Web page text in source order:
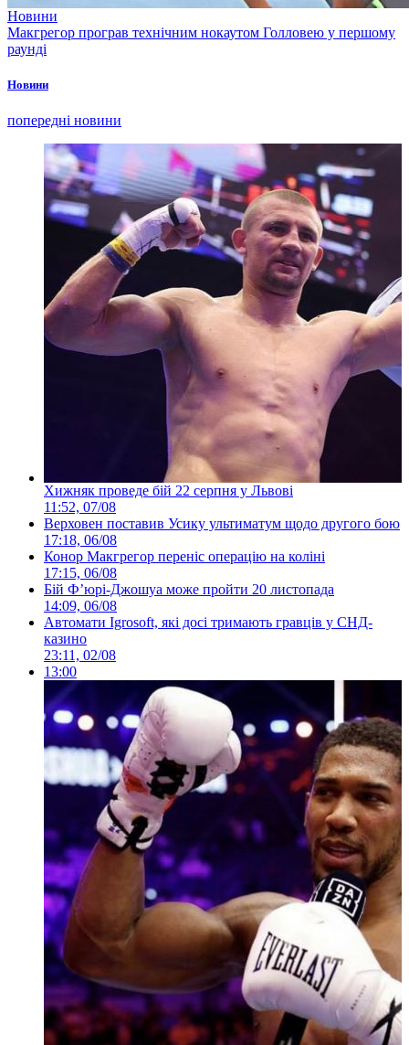
Новини
Макгрегор програв технічним нокаутом Голловею у першому
раунді
Новини
попередні новини
Хижняк проведе бій 22 серпня у Львові
11:52, 07/08
Верховен поставив Усику ультиматум щодо другого бою
17:18, 06/08
Конор Макгрегор переніс операцію на коліні
17:15, 06/08
Бій Ф’юрі-Джошуа може пройти 20 листопада
14:09, 06/08
Автомати Igrosoft, які досі тримають гравців у СНД-
казино
23:11, 02/08
13:00